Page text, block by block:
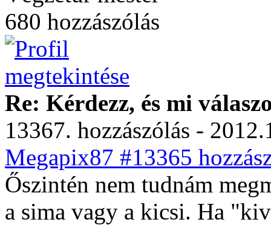
680 hozzászólás
Re: Kérdezz, és mi
13367. hozzászólás -
Megapix87 #13365
Őszintén nem tudnám
a sima vagy a kicsi. Ha